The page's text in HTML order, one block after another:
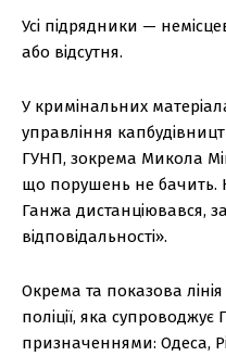
Усі підрядники —
або відсутня.
У кримінальних
управління
ГУНП, зокрема Микола
що порушень не бачить.
Ганжа дистанціювався,
відповідальності».
Окрема та показова
поліції, яка супроводжує
призначеннями: Одеса,